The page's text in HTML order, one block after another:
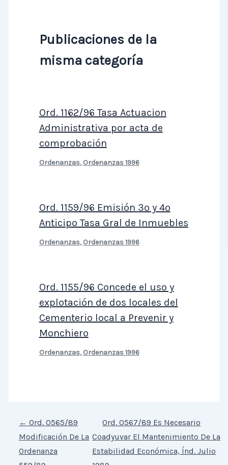
Publicaciones de la
misma categoría
Ord. 1162/96 Tasa Actuacion
Administrativa por acta de
comprobación
Ordenanzas,Ordenanzas 1996
Ord. 1159/96 Emisión 3º y 4º
Anticipo Tasa Gral de Inmuebles
Ordenanzas,Ordenanzas 1996
Ord. 1155/96 Concede el uso y
explotación de dos locales del
Cementerio local a Prevenir y
Monchiero
Ordenanzas,Ordenanzas 1996
← Ord. 0565/89
Modificación De La
Ordenanza
Ord. 0567/89 Es Necesario
Coadyuvar El Mantenimiento De La
Estabilidad Económica, Índ. Julio